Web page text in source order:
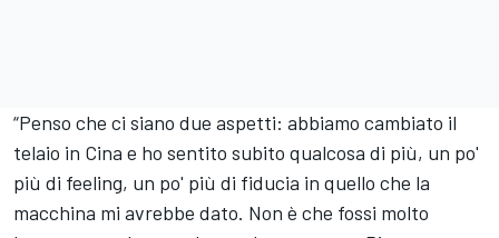
“Penso che ci siano due aspetti: abbiamo cambiato il
telaio in Cina e ho sentito subito qualcosa di più, un po'
più di feeling, un po' più di fiducia in quello che la
macchina mi avrebbe dato. Non è che fossi molto